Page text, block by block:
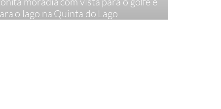
o lago na Quinta do Lago